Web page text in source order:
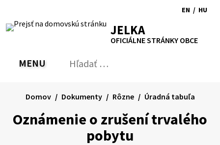
obsah
RSS MapaTlačiť
Zvýšiť
kontrast
písmapísma
EN
to
/ HU
JELKA
OFICIÁLNE STRÁNKY OBCE
PREPNÚŤ
MENU Hľadať:
Oznámenie o zrušení trvalého
pobytu
Domov Dokumenty Rôzne Úradná tabuľa